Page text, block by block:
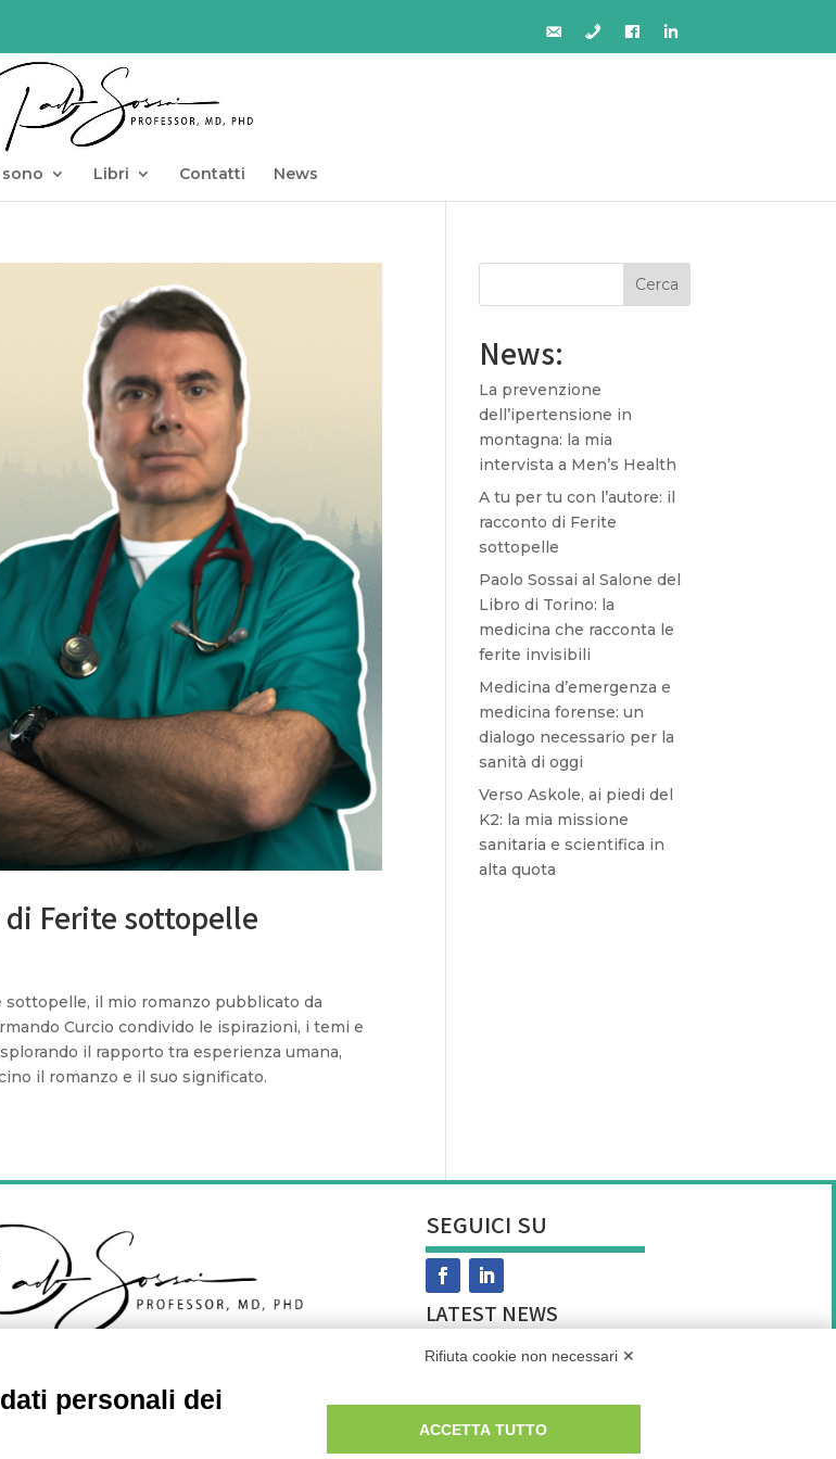
sono Libri Contatti News
Ferite sottopelle
il mio romanzo pubblicato da
Curcio condivido le ispirazioni, i temi e
il rapporto tra esperienza umana,
il romanzo e il suo significato.
Cerca
News:
La prevenzione
dell’ipertensione in
montagna: la mia
intervista a Men’s Health
A tu per tu con l’autore: il
racconto di Ferite
sottopelle
Paolo Sossai al Salone del
Libro di Torino: la
medicina che racconta le
ferite invisibili
Medicina d’emergenza e
medicina forense: un
dialogo necessario per la
sanità di oggi
Verso Askole, ai piedi del
K2: la mia missione
sanitaria e scientifica in
alta quota
SEGUICI SU
LATEST NEWS
La prevenzione dell’ipertensione in montagna: la mia intervista a Men’s
Health
Rifiuta cookie non necessari ✕
personali dei
ACCETTA TUTTO